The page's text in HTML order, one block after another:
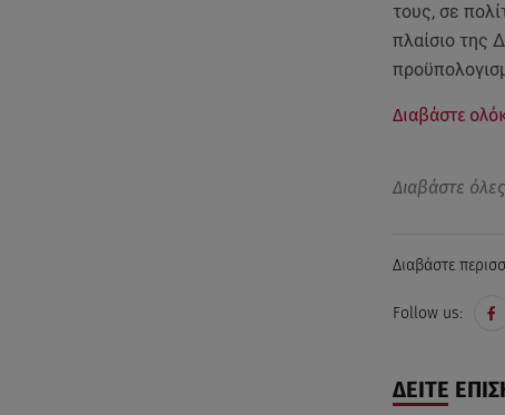
τους, σε
πλαίσιο της
Διαβάστε
Διαβάστε όλες
Διαβάστε
Follow us:
ΔΕΙΤΕ